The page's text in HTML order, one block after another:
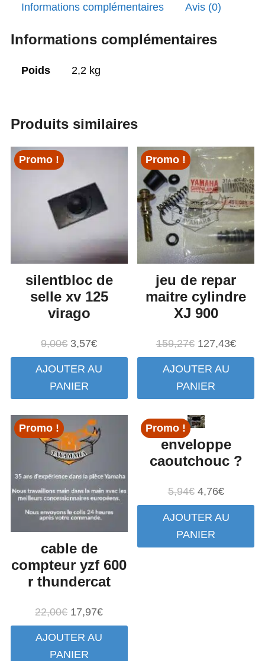
Informations complémentaires Avis (0)
Informations complémentaires
Poids 2,2 kg
Produits similaires
Promo !
silentbloc de
selle xv 125
virago
9,00€ Le
prix
initial
était :
3,57€Le
prix
actuel
AJOUTER AU
PANIER
Promo !
jeu de repar
maitre cylindre
XJ 900
159,27€ Le
prix
initial
était :
127,43€Le
prix
AJOUTER AU
PANIER
Promo !
cable de
compteur yzf 600
r thundercat
22,00€ Le
prix
initial
17,97€Le
prix
AJOUTER AU
PANIER
Promo !
enveloppe
caoutchouc ?
5,94€ Le
prix
initial
était :
4,76€Le
prix
actuel
AJOUTER AU
PANIER